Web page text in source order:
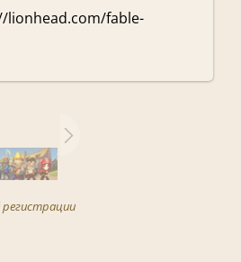
lionhead.com/fable-
регистрации